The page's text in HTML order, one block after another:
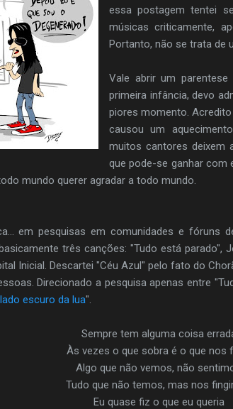
essa postagem tentei
músicas criticamente,
Portanto, não se trata de
Vale abrir um
primeira infância, devo
piores momento.
causou um
muitos cantores deixem
que pode-se ganhar com
mundo querer agradar a todo mundo.
em pesquisas em comunidades e fóruns
três canções: "Tudo está parado",
Inicial. Descartei "Céu Azul" pelo fato do
Direcionado a pesquisa apenas entre
escuro da lua".
Sempre tem alguma coisa
Às vezes o que sobra é o que nos
Algo que não vemos, não
Tudo que não temos, mas nos
Eu quase fiz o que eu queria